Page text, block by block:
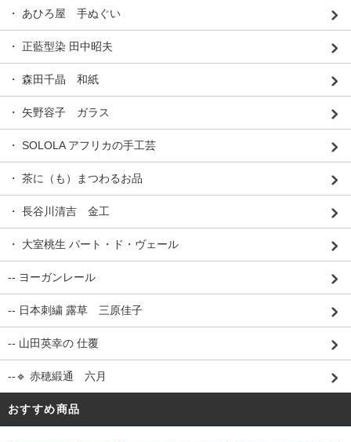
・ あひろ屋 手ぬぐい
・ 正藍型染 田中昭夫
・ 森田千晶 和紙
・ 矢野容子 ガラス
・ SOLOLA アフリカの手工芸
・ 茶に（も）まつわるお品
・ 長谷川清吉 金工
・ 大室桃生 パート・ド・ヴェール
-- ヨーガンレール
-- 日本刺繍 露草 三原佳子
-- 山田英幸の 仕覆
--🔹 赤穂緞通 六月
おすすめ商品